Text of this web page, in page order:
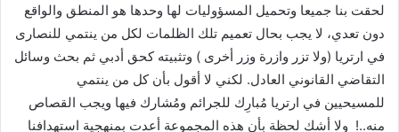
لحقت بنا جميعا وتحميل المسؤوليات لها وحدها هو المنطق والواقع
دون تعدي، لا يجب بحال تعميم تلك الظلمات لكل من ينتمي للنصارى
في ارتريا (ولا تزر وازرة وزر أخرى ) وتثبيته كحق أدبي ثم بحث وسائل
التقاضي القانوني العادل. لكني لا أقول بأن كل من ينتمي
للمسيحيين في ارتريا مُبارِك للجرائم ومُشارك فيها ويجب القصاص
منه..! ولا أشك لحظة بأن هذه المجموعة أعدت بمنهجية استهدافنا